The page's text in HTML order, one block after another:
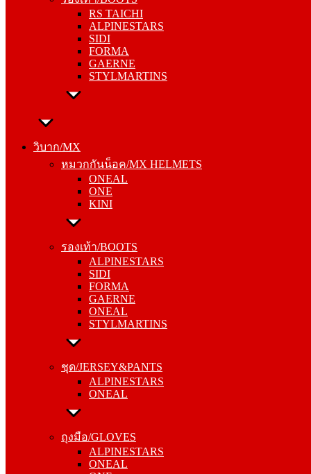
RS TAICHI
ALPINESTARS
SIDI
FORMA
GAERNE
STYLMARTINS
วิบาก/MX
หมวกกันน็อค/MX HELMETS
ONEAL
ONE
KINI
รองเท้า/BOOTS
ALPINESTARS
SIDI
FORMA
GAERNE
ONEAL
STYLMARTINS
ชุด/JERSEY&PANTS
ALPINESTARS
ONEAL
ถุงมือ/GLOVES
ALPINESTARS
ONEAL
SIDI
FORMA
GAERNE
STYLMARTINS
วิบาก/MX
ONE
KINI
รองเท้า/BOOTS
SIDI
FORMA
GAERNE
ONEAL
STYLMARTINS
ชุด/JERSEY&PANTS
ONEAL
ถุงมือ/GLOVES
ONEAL
ONE
KINI